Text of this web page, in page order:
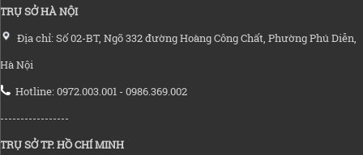
TRỤ SỞ HÀ NỘI
Địa chỉ: Số 02-BT, Ngõ 332 đường Hoàng Công Chất, Phường Phú Diễn,
Hà Nội
Hotline: 0972.003.001 - 0986.369.002
-----------------
TRỤ SỞ TP. HỒ CHÍ MINH